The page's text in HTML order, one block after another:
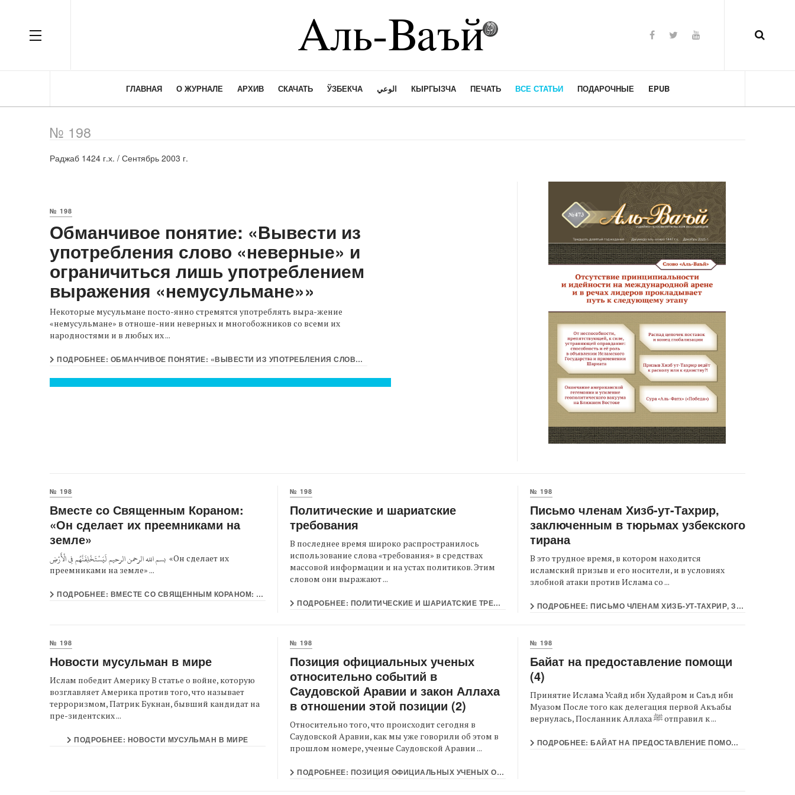
OFF CANVAS
ГЛАВНАЯ О ЖУРНАЛЕ АРХИВ СКАЧАТЬ ЎЗБЕКЧА الوعي КЫРГЫЗЧА ПЕЧАТЬ ВСЕ СТАТЬИ ПОДАРОЧНЫЕ EPUB
№ 198
Раджаб 1424 г.х. / Сентябрь 2003 г.
№ 198
Обманчивое понятие: «Вывести из
употребления слово «неверные» и
ограничиться лишь употреблением
выражения «немусульмане»»
Некоторые мусульмане посто-янно стремятся употреблять выра-жение
«немусульмане» в отноше-нии неверных и многобожников со всеми их
народностями и в любых их ...
ПОДРОБНЕЕ: ОБМАНЧИВОЕ ПОНЯТИЕ: «ВЫВЕСТИ ИЗ УПОТРЕБЛЕНИЯ СЛОВО «НЕВЕРНЫЕ» И ОГРАНИЧИТЬСЯ ЛИШЬ УПОТРЕБЛЕНИЕМ...
№ 198
Вместе со Священным Кораном:
«Он сделает их преемниками на
земле»
بسم الله الرحمن الرحيم لَيَسْتَخْلِفَنَّهُم فِي الْأَرْضِ «Он сделает их
преемниками на земле» ...
ПОДРОБНЕЕ: ВМЕСТЕ СО СВЯЩЕННЫМ КОРАНОМ: «ОН СДЕЛАЕТ ИХ ПРЕЕМНИКАМИ НА ЗЕМЛЕ»
№ 198
Политические и шариатские
требования
В последнее время широко распространилось
использование слова «требования» в средствах
массовой информации и на устах политиков. Этим
словом они выражают ...
ПОДРОБНЕЕ: ПОЛИТИЧЕСКИЕ И ШАРИАТСКИЕ ТРЕБОВАНИЯ
№ 198
Письмо членам Хизб-ут-Тахрир,
заключенным в тюрьмах узбекского
тирана
В это трудное время, в котором находится
исламский призыв и его носители, и в условиях
злобной атаки против Ислама со ...
ПОДРОБНЕЕ: ПИСЬМО ЧЛЕНАМ ХИЗБ-УТ-ТАХРИР, ЗАКЛЮЧЕННЫМ В ТЮРЬМАХ УЗБЕКСКОГО ТИРАНА
№ 198
Новости мусульман в мире
Ислам победит Америку В статье о войне, которую
возглавляет Америка против того, что называет
терроризмом, Патрик Букнан, бывший кандидат на
пре-зидентских ...
ПОДРОБНЕЕ: НОВОСТИ МУСУЛЬМАН В МИРЕ
№ 198
Позиция официальных ученых
относительно событий в
Саудовской Аравии и закон Аллаха
в отношении этой позиции (2)
Относительно того, что происходит сегодня в
Саудовской Аравии, как мы уже говорили об этом в
прошлом номере, ученые Саудовской Аравии ...
ПОДРОБНЕЕ: ПОЗИЦИЯ ОФИЦИАЛЬНЫХ УЧЕНЫХ ОТНОСИТЕЛЬНО СОБЫТИЙ В САУДОВСКОЙ АРАВИИ И ЗАКОН АЛЛАХА В ОТНОШЕНИИ...
№ 198
Байат на предоставление помощи
(4)
Принятие Ислама Усайд ибн Худайром и Саъд ибн
Муазом После того как делегация первой Акъабы
вернулась, Посланник Аллаха ﷺ отправил к ...
ПОДРОБНЕЕ: БАЙАТ НА ПРЕДОСТАВЛЕНИЕ ПОМОЩИ (4)